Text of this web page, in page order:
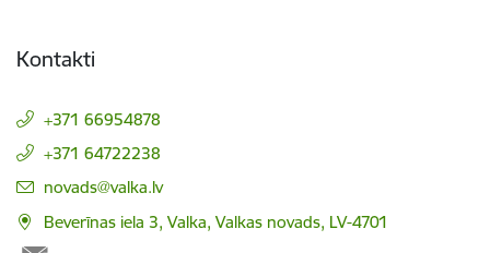
Kontakti
+371 66954878
+371 64722238
E-pasts:
novads@valka.lv
Beverīnas iela 3, Valka, Valkas novads, LV-4701